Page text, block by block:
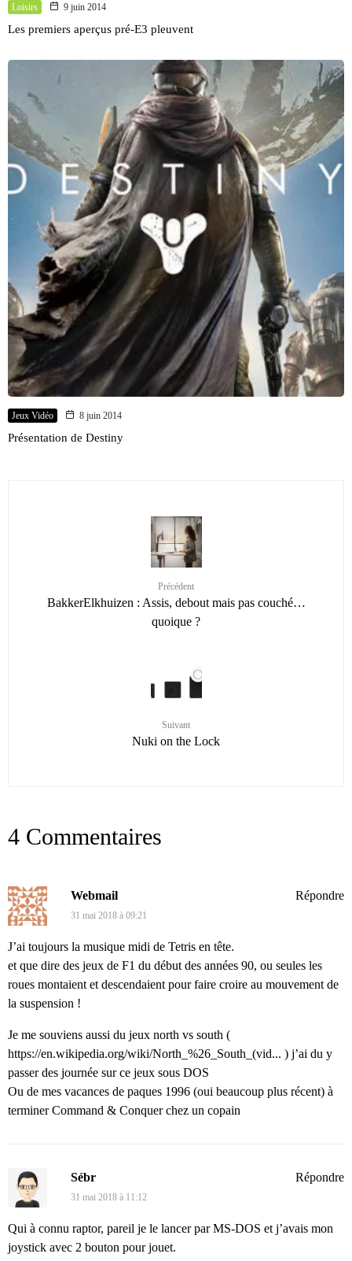
Loisirs 9 juin 2014
Les premiers aperçus pré-E3 pleuvent
Jeux Vidéo 8 juin 2014
Présentation de Destiny
Précédent
BakkerElkhuizen : Assis, debout mais pas couché…
quoique ?
Suivant
Nuki on the Lock
4 Commentaires
Webmail
31 mai 2018 à 09:21
J’ai toujours la musique midi de Tetris en tête.
et que dire des jeux de F1 du début des années 90, ou seules les
roues montaient et descendaient pour faire croire au mouvement de
la suspension !
Je me souviens aussi du jeux north vs south (
https://en.wikipedia.org/wiki/North_%26_South_(vid... ) j’ai du y
passer des journée sur ce jeux sous DOS
Ou de mes vacances de paques 1996 (oui beaucoup plus récent) à
terminer Command & Conquer chez un copain
Répondre
Sébr
31 mai 2018 à 11:12
Qui à connu raptor, pareil je le lancer par MS-DOS et j’avais mon
joystick avec 2 bouton pour jouet.
Répondre